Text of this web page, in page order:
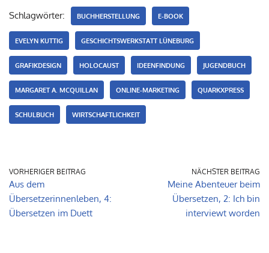
Schlagwörter: BUCHHERSTELLUNG E-BOOK
EVELYN KUTTIG GESCHICHTSWERKSTATT LÜNEBURG
GRAFIKDESIGN HOLOCAUST IDEENFINDUNG JUGENDBUCH
MARGARET A. MCQUILLAN ONLINE-MARKETING QUARKXPRESS
SCHULBUCH WIRTSCHAFTLICHKEIT
VORHERIGER BEITRAG
Aus dem
Übersetzerinnenleben, 4:
Übersetzen im Duett
NÄCHSTER BEITRAG
Meine Abenteuer beim
Übersetzen, 2: Ich bin
interviewt worden